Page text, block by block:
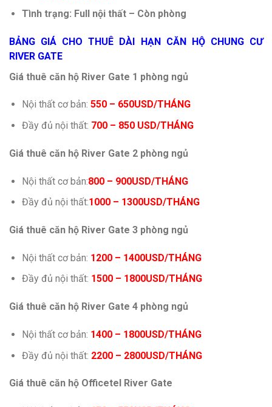
Tình trạng: Full nội thất – Còn phòng
BẢNG GIÁ CHO THUÊ DÀI HẠN CĂN HỘ CHUNG CƯ
RIVER GATE
Giá thuê căn hộ River Gate 1 phòng ngủ
Nội thất cơ bản: 550 – 650USD/THÁNG
Đầy đủ nội thất: 700 – 850 USD/THÁNG
Giá thuê căn hộ River Gate 2 phòng ngủ
Nội thất cơ bản:800 – 900USD/THÁNG
Đầy đủ nội thất:1000 – 1300USD/THÁNG
Giá thuê căn hộ River Gate 3 phòng ngủ
Nội thất cơ bản: 1200 – 1400USD/THÁNG
Đầy đủ nội thất: 1500 – 1800USD/THÁNG
Giá thuê căn hộ River Gate 4 phòng ngủ
Nội thất cơ bản: 1400 – 1800USD/THÁNG
Đầy đủ nội thất: 2200 – 2800USD/THÁNG
Giá thuê căn hộ Officetel River Gate